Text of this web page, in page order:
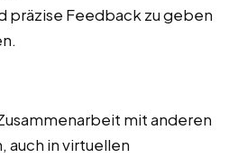
präzise Feedback zu geben
mit anderen
auch in virtuellen